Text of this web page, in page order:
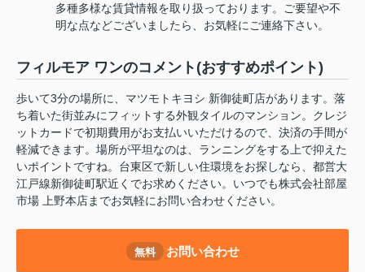
多種多様な賃貸情報を取り扱っております。ご要望や不
明な点などございましたら、お気軽にご連絡下さい。
フィルモア ワンのコメント(おすすめポイント)
歩いて3分の場所に、マツモトキヨシ 新御徒町店があります。落
ち着いた街並みにフィットする外観タイルのマンション。クレジ
ットカードで初期費用がお支払いいただけるので、決済の手間が
軽減できます。場所が平坦なのは、ランニングをする上で抑えた
いポイントですね。台東区で新しい住環境をお探しなら、都営大
江戸線新御徒町駅近くでお求めください。いつでも株式会社部屋
市場 上野本店までお気軽にお問い合わせください。
無料 お問い合わせ